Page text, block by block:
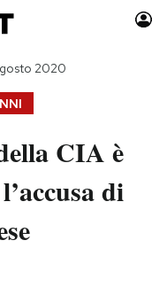
Storie/Idee
2020
CIA è
di